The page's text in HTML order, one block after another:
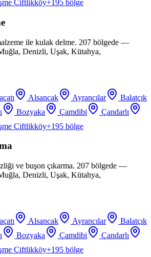
Çiftlikköy+195 bölge
ile kulak delme. 207 bölgede —
Denizli, Uşak, Kütahya,
Alsancak Ayrancılar
Balatçık
Bozyaka Çamdibi
Çandarlı
Çiftlikköy+195 bölge
ve buşon çıkarma. 207 bölgede —
Denizli, Uşak, Kütahya,
Alsancak Ayrancılar
Balatçık
Bozyaka Çamdibi
Çandarlı
Çiftlikköy+195 bölge